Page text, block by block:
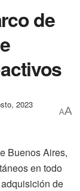
de
2023
AA
Buenos Aires,
en todo
de